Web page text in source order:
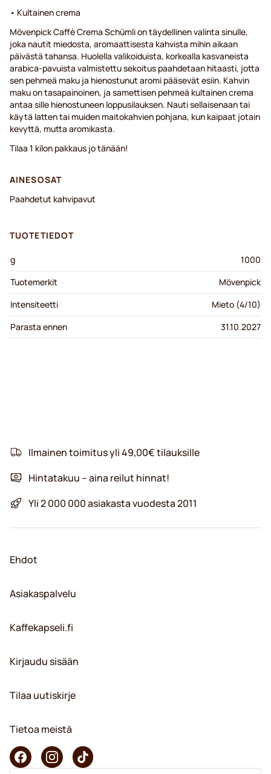
• Kultainen crema
Mövenpick Caffè Crema Schümli on täydellinen valinta sinulle,
joka nautit miedosta, aromaattisesta kahvista mihin aikaan
päivästä tahansa. Huolella valikoiduista, korkealla kasvaneista
arabica-pavuista valmistettu sekoitus paahdetaan hitaasti, jotta
sen pehmeä maku ja hienostunut aromi pääsevät esiin. Kahvin
maku on tasapainoinen, ja samettisen pehmeä kultainen crema
antaa sille hienostuneen loppusilauksen. Nauti sellaisenaan tai
käytä latten tai muiden maitokahvien pohjana, kun kaipaat jotain
kevyttä, mutta aromikasta.
Tilaa 1 kilon pakkaus jo tänään!
AINESOSAT
Paahdetut kahvipavut
TUOTETIEDOT
g
1000
Tuotemerkit
Mövenpick
Intensiteetti
Mieto (4/10)
Parasta ennen
31.10.2027
Ilmainen toimitus yli 49,00€ tilauksille
Hintatakuu – aina reilut hinnat!
Yli 2 000 000 asiakasta vuodesta 2011
Ehdot
Asiakaspalvelu
Kaffekapseli.fi
Kirjaudu sisään
Tilaa uutiskirje
Tietoa meistä